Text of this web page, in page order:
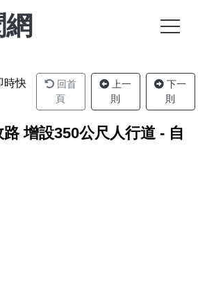
時快
回首
頁
上一
則
下一
則
增設350公尺人行道 - 自